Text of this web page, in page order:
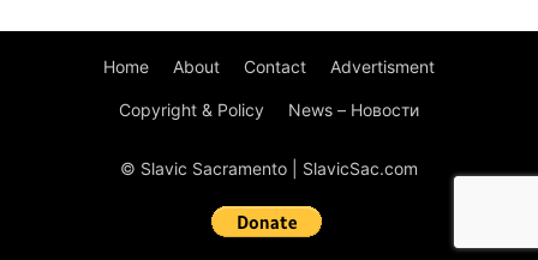
Home About Contact Advertisment
Copyright & Policy News – Новости
© Slavic Sacramento | SlavicSac.com